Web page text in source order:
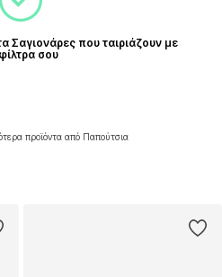
Σαγιονάρες που ταιριάζουν με
σου
προϊόντα από Παπούτσια